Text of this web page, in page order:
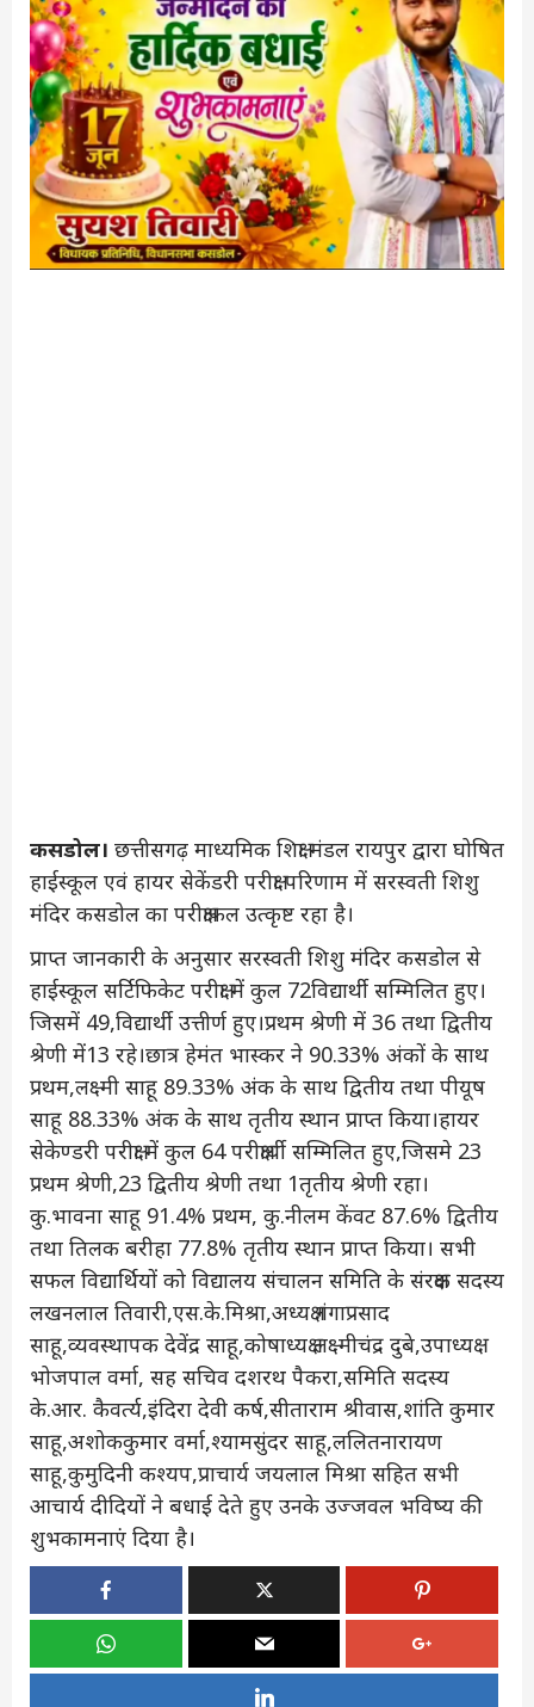
कसडोल। छत्तीसगढ़ माध्यमिक शिक्षा मंडल रायपुर द्वारा घोषित
हाईस्कूल एवं हायर सेकेंडरी परीक्षा परिणाम में सरस्वती शिशु
मंदिर कसडोल का परीक्षाफल उत्कृष्ट रहा है।
प्राप्त जानकारी के अनुसार सरस्वती शिशु मंदिर कसडोल से
हाईस्कूल सर्टिफिकेट परीक्षा में कुल 72विद्यार्थी सम्मिलित हुए।
जिसमें 49,विद्यार्थी उत्तीर्ण हुए।प्रथम श्रेणी में 36 तथा द्वितीय
श्रेणी में13 रहे।छात्र हेमंत भास्कर ने 90.33% अंकों के साथ
प्रथम,लक्ष्मी साहू 89.33% अंक के साथ द्वितीय तथा पीयूष
साहू 88.33% अंक के साथ तृतीय स्थान प्राप्त किया।हायर
सेकेण्डरी परीक्षा में कुल 64 परीक्षार्थी सम्मिलित हुए,जिसमे 23
प्रथम श्रेणी,23 द्वितीय श्रेणी तथा 1तृतीय श्रेणी रहा।
कु.भावना साहू 91.4% प्रथम, कु.नीलम केंवट 87.6% द्वितीय
तथा तिलक बरीहा 77.8% तृतीय स्थान प्राप्त किया। सभी
सफल विद्यार्थियों को विद्यालय संचालन समिति के संरक्षक सदस्य
लखनलाल तिवारी,एस.के.मिश्रा,अध्यक्ष गंगाप्रसाद
साहू,व्यवस्थापक देवेंद्र साहू,कोषाध्यक्ष लक्ष्मीचंद्र दुबे,उपाध्यक्ष
भोजपाल वर्मा, सह सचिव दशरथ पैकरा,समिति सदस्य
के.आर. कैवर्त्य,इंदिरा देवी कर्ष,सीताराम श्रीवास,शांति कुमार
साहू,अशोककुमार वर्मा,श्यामसुंदर साहू,ललितनारायण
साहू,कुमुदिनी कश्यप,प्राचार्य जयलाल मिश्रा सहित सभी
आचार्य दीदियों ने बधाई देते हुए उनके उज्जवल भविष्य की
शुभकामनाएं दिया है।